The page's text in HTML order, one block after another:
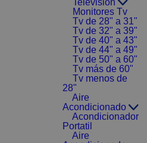
Televisión
Monitores Tv
Tv de 28" a 31"
Tv de 32" a 39"
Tv de 40" a 43"
Tv de 44" a 49"
Tv de 50" a 60"
Tv más de 60"
Tv menos de
28"
Aire
Acondicionado
Acondicionador
Portatil
Aire